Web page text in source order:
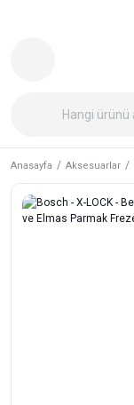
Anasayfa Aksesuarlar